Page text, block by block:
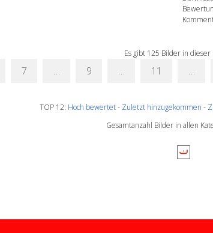
Es gibt 125 Bilder in dieser
7 … 9 … 11 …
TOP 12: Hoch bewertet- Zuletzt hinzugekommen -
Gesamtanzahl Bilder in allen